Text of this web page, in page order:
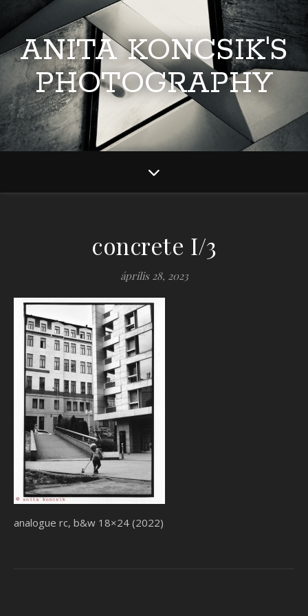
ANITA KONCSIK'S
PHOTOGRAPHY
concrete I/3
április 28, 2023
analogue rc, b&w 18×24 (2022)